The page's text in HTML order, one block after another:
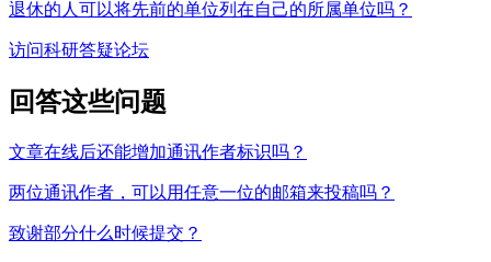
退休的人可以将先前的单位列在自己的所属单位吗？
访问科研答疑论坛
回答这些问题
文章在线后还能增加通讯作者标识吗？
两位通讯作者，可以用任意一位的邮箱来投稿吗？
致谢部分什么时候提交？